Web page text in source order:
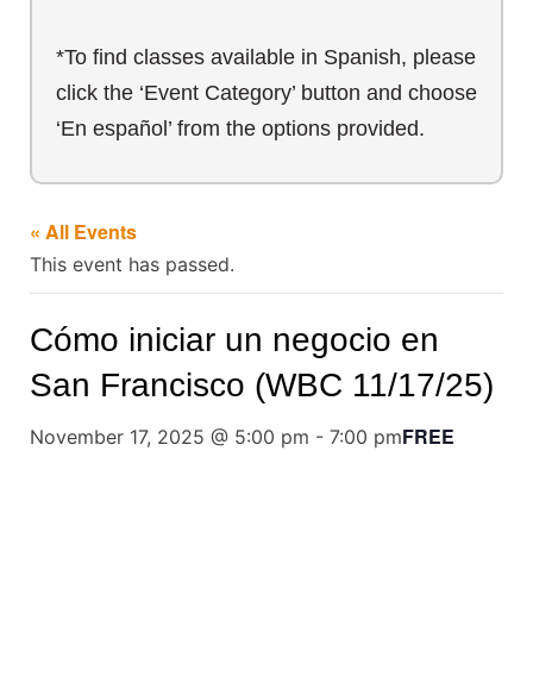
*To find classes available in Spanish, please
click the ‘Event Category’ button and choose
‘En español’ from the options provided.
« All Events
This event has passed.
Cómo iniciar un negocio en
San Francisco (WBC 11/17/25)
November 17, 2025 @ 5:00 pm - 7:00 pmFREE